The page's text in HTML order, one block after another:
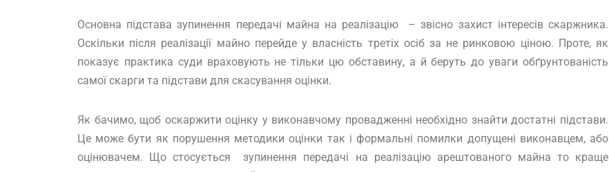
Основна підстава зупинення передачі майна на реалізацію – звісно захист інтересів скаржника.
Оскільки після реалізації майно перейде у власність третіх осіб за не ринковою ціною. Проте, як
показує практика суди враховують не тільки цю обставину, а й беруть до уваги обґрунтованість
самої скарги та підстави для скасування оцінки.
Як бачимо, щоб оскаржити оцінку у виконавчому провадженні необхідно знайти достатні підстави.
Це може бути як порушення методики оцінки так і формальні помилки допущені виконавцем, або
оцінювачем. Що стосується зупинення передачі на реалізацію арештованого майна то краще